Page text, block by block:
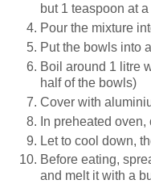
but 1 teaspoon at a
Pour the mixture
Put the bowls into
Boil around 1 litre
half of the bowls)
Cover with
In preheated
Let to cool down,
Before eating,
and melt it with a